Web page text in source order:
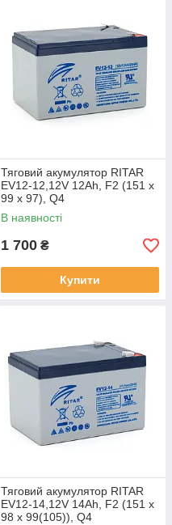
Тяговий акумулятор RITAR
EV12-12,12V 12Ah, F2 (151 х
99 х 97), Q4
В наявності
1 700 ₴
Купити
Тяговий акумулятор RITAR
EV12-14,12V 14Ah, F2 (151 х
98 х 99(105)), Q4